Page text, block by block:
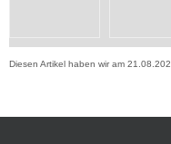
Diesen Artikel haben wir am